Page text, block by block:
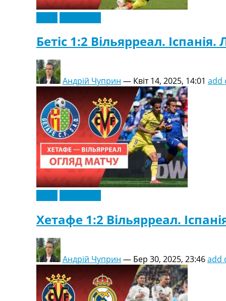
Бетіс 1:2 Вільярреал. Іспанія.
Андрій Чуприн — Квіт 14, 2025, 14:01 add
Хетафе 1:2 Вільярреал.
Андрій Чуприн — Бер 30, 2025, 23:46add